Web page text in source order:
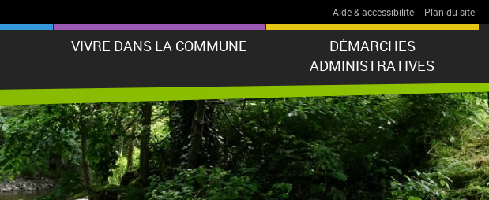
Aide & accessibilité | Plan du site
VIVRE DANS LA COMMUNE
DÉMARCHES
ADMINISTRATIVES